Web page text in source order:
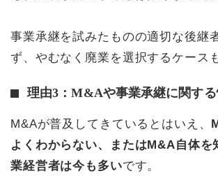
事業承継を試みたものの適切な後継
ず、やむなく廃業を選択するケース
理由3：M&Aや事業承継に関する
M&Aが普及してきているとはいえ、
よくわからない、またはM&A自体を
業経営者は今も多いです。